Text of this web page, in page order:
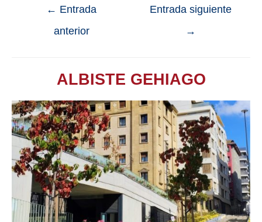
← Entrada
anterior
Entrada siguiente
→
ALBISTE GEHIAGO